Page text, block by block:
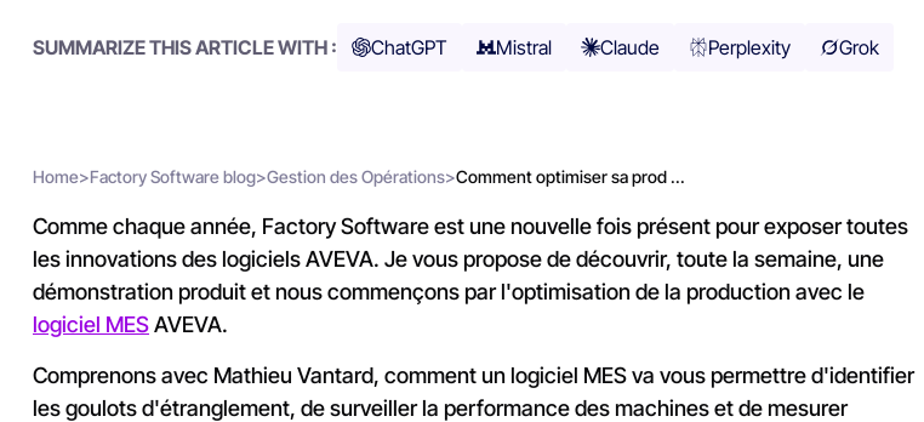
SUMMARIZE THIS ARTICLE WITH : ChatGPT Mistral Claude Perplexity Grok
Home>Factory Software blog>Gestion des Opérations>Comment optimiser sa prod ...
Comme chaque année, Factory Software est une nouvelle fois présent pour exposer toutes
les innovations des logiciels AVEVA. Je vous propose de découvrir, toute la semaine, une
démonstration produit et nous commençons par l'optimisation de la production avec le
logiciel MESAVEVA.
Comprenons avec Mathieu Vantard, comment un logiciel MES va vous permettre d'identifier
les goulots d'étranglement, de surveiller la performance des machines et de mesurer